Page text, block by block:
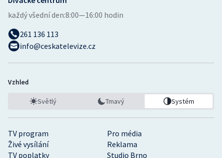
TV program
Pro média
Živé vysílání
Reklama
TV poplatky
Studio Brno
každý všední den:8:00—16:00 hodin
261 136 113
info@ceskatelevize.cz
Vzhled
Světlý Tmavý Systém